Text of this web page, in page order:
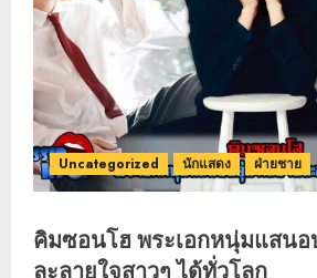
Uncategorized นักแสดง ฝ่ายชาย
คิมซอนโฮ พระเอกหนุ่มแสน
ละลายใจสาวๆ ได้ทั่วโลก